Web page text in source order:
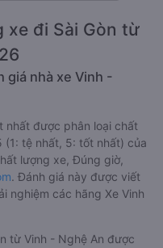
xe đi Sài Gòn từ
giá nhà xe Vinh -
nhất được phân loại chất
tệ nhất, 5: tốt nhất) của
lượng xe, Đúng giờ,
. Đánh giá này được viết
nghiệm các hãng Xe Vinh
từ Vinh - Nghệ An được